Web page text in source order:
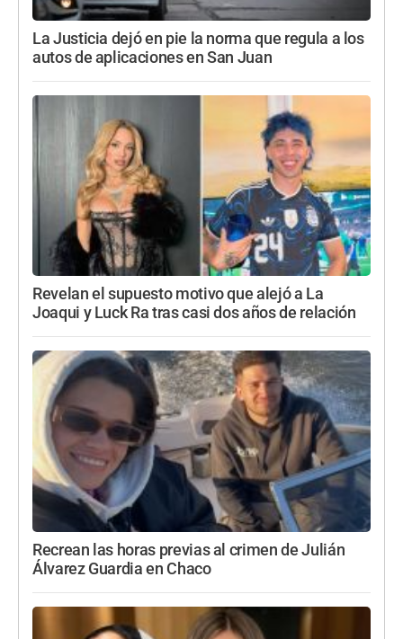
La Justicia dejó en pie la norma que regula a los
autos de aplicaciones en San Juan
Revelan el supuesto motivo que alejó a La
Joaqui y Luck Ra tras casi dos años de relación
Recrean las horas previas al crimen de Julián
Álvarez Guardia en Chaco